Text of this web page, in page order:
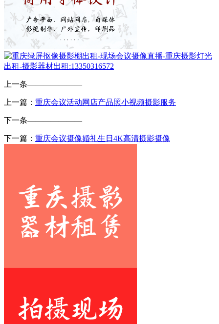
上一条———————
上一篇： 重庆会议活动网店产品照小视频摄影服务
下一条———————
下一篇： 重庆会议摄像婚礼生日4K高清摄影摄像